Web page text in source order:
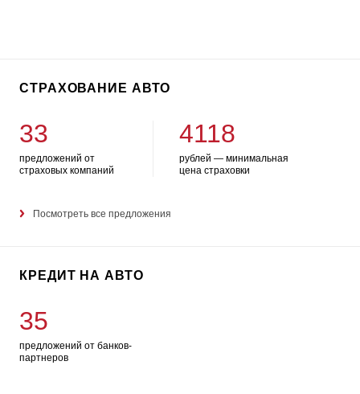
СТРАХОВАНИЕ АВТО
33
предложений от
страховых компаний
4118
рублей — минимальная
цена страховки
Посмотреть все предложения
КРЕДИТ НА АВТО
35
предложений от банков-
партнеров